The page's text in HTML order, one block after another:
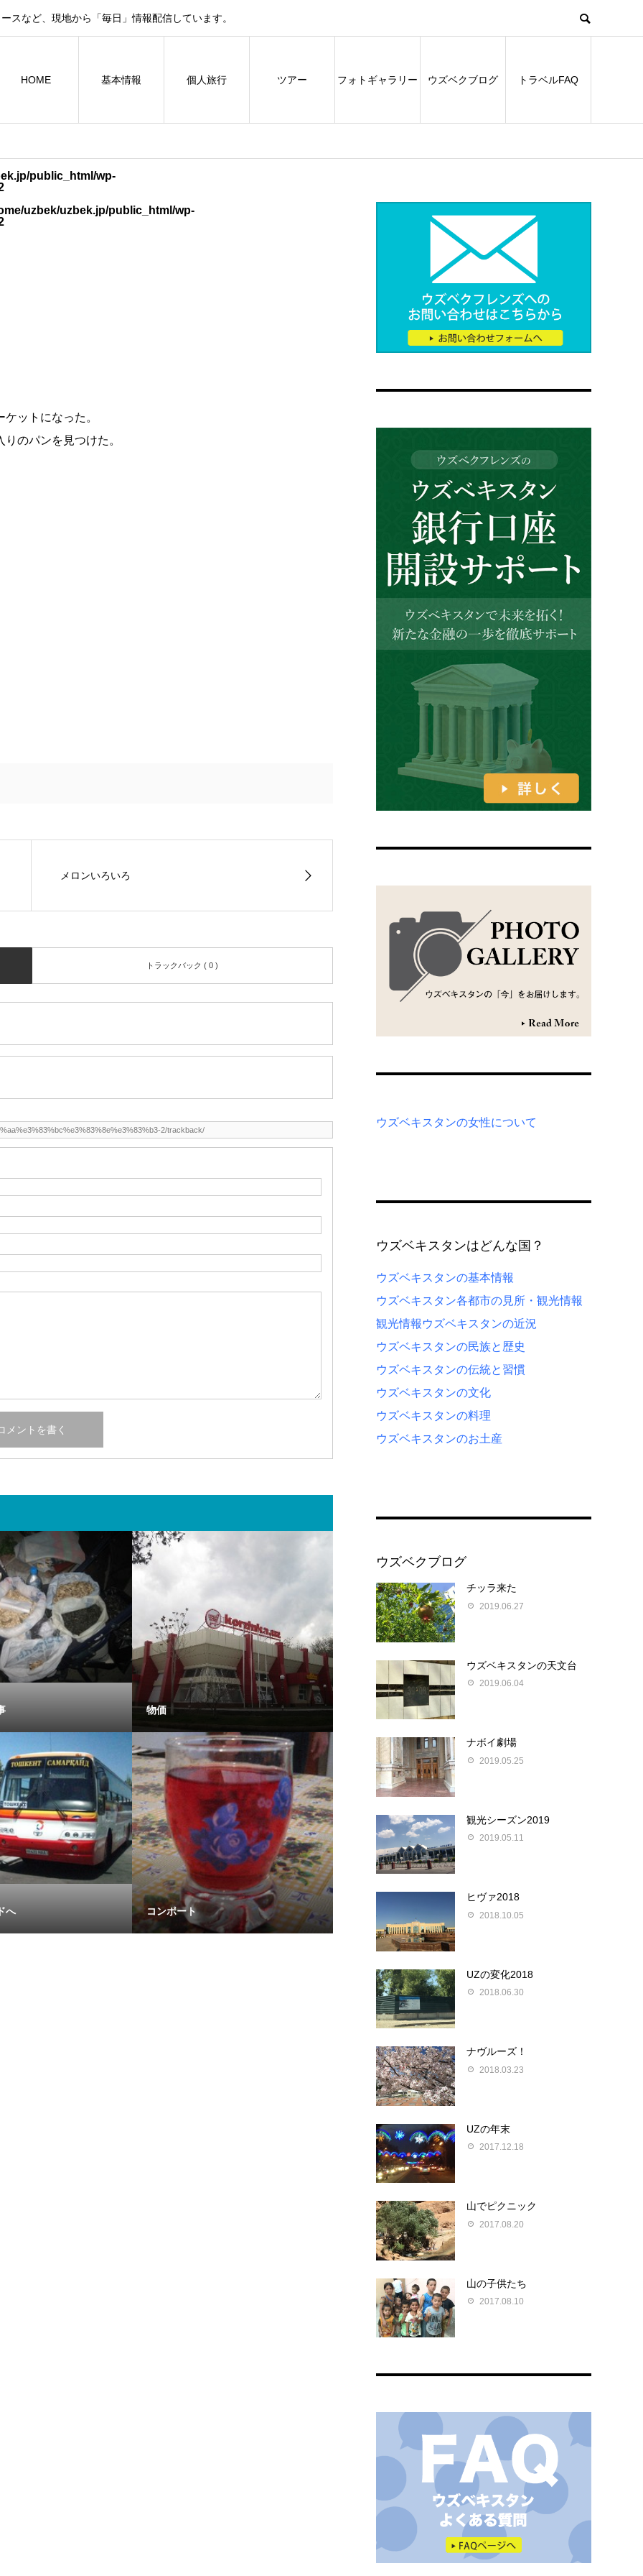
スなど、現地から「毎日」情報配信しています。
HOME 基本情報 個人旅行 ツアー フォトギャラリー ウズベクブログ トラベルFAQ
public_html/wp-
uzbek/uzbek.jp/public_html/wp-
ットになった。
のパンを見つけた。
メロンいろいろ
トラックバック ( 0 )
物価
へ コンポート
ウズベキスタンの女性について
ウズベキスタンはどんな国？
ウズベキスタンの基本情報
ウズベキスタン各都市の見所・観光情報
観光情報 ウズベキスタンの近況
ウズベキスタンの民族と歴史
ウズベキスタンの伝統と習慣
ウズベキスタンの文化
ウズベキスタンの料理
ウズベキスタンのお土産
ウズベクブログ
チッラ来た
2019.06.27
ウズベキスタンの天文台
2019.06.04
ナボイ劇場
2019.05.25
観光シーズン2019
2019.05.11
ヒヴァ2018
2018.10.05
UZの変化2018
2018.06.30
ナヴルーズ！
2018.03.23
UZの年末
2017.12.18
山でピクニック
2017.08.20
山の子供たち
2017.08.10